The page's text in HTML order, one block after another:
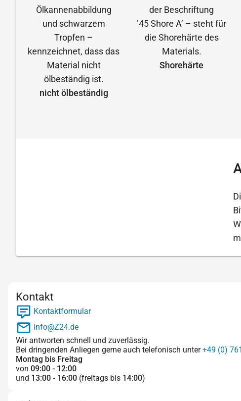
nicht ölbeständig
Shorehärte
Kontakt
Kontaktformular
info@Z24.de
Wir antworten schnell und zuverlässig.
Bei dringenden Anliegen gerne auch telefonisch unter+49 (0)
Montag bis Freitag
von 09:00 - 12:00
und 13:00 - 16:00 (freitags bis 14:00)